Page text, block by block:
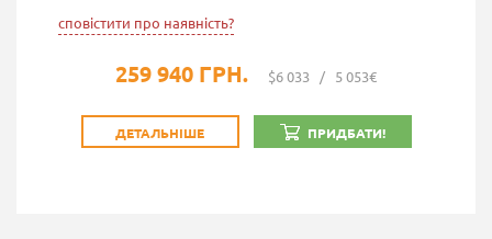
сповістити про наявність?
259 940 ГРН. $6 033 / 5 053€
ДЕТАЛЬНІШЕ ПРИДБАТИ!